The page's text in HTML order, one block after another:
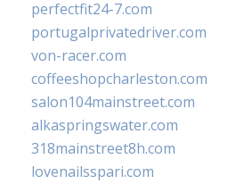
perfectfit24-7.com
portugalprivatedriver.com
von-racer.com
coffeeshopcharleston.com
salon104mainstreet.com
alkaspringswater.com
318mainstreet8h.com
lovenailsspari.com